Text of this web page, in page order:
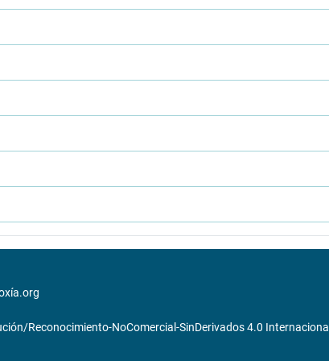
Reconocimiento-NoComercial-SinDerivados 4.0 Internacional